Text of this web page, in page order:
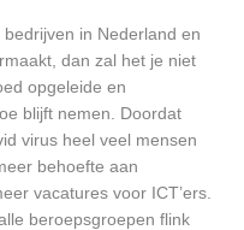
in Nederland en
dan zal het je niet
opgeleide en
blijft nemen. Doordat
virus heel veel mensen
behoefte aan
vacatures voor ICT’ers.
beroepsgroepen flink